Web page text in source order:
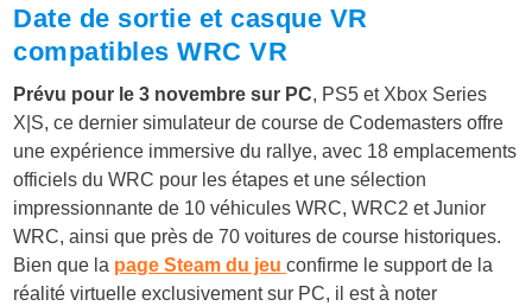
Date de sortie et casque VR
compatibles WRC VR
Prévu pour le 3 novembre sur PC, PS5 et Xbox Series
X|S, ce dernier simulateur de course de Codemasters offre
une expérience immersive du rallye, avec 18 emplacements
officiels du WRC pour les étapes et une sélection
impressionnante de 10 véhicules WRC, WRC2 et Junior
WRC, ainsi que près de 70 voitures de course historiques.
Bien que la page Steam du jeu confirme le support de la
réalité virtuelle exclusivement sur PC, il est à noter